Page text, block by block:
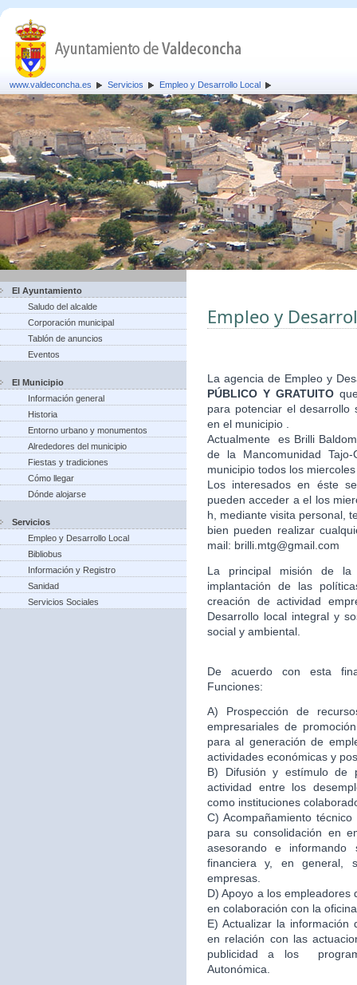
www.valdeconcha.es Servicios Empleo y Desarrollo Local
El Ayuntamiento
Saludo del alcalde
Corporación municipal
Tablón de anuncios
Eventos
El Municipio
Información general
Historia
Entorno urbano y monumentos
Alrededores del municipio
Fiestas y tradiciones
Cómo llegar
Dónde alojarse
Servicios
Empleo y Desarrollo Local
Bibliobus
Información y Registro
Sanidad
Servicios Sociales
Empleo y
La agencia de Empleo y
PÚBLICO Y GRATUITO
para potenciar el desarrollo
en el municipio .
Actualmente es Brilli
de la Mancomunidad
municipio todos los
Los interesados en éste
pueden acceder a el los
h, mediante visita personal,
bien pueden realizar
mail: brilli.mtg@gmail.com
La principal misión de
implantación de las
creación de actividad
Desarrollo local integral y
social y ambiental.
De acuerdo con esta
Funciones:
A) Prospección de
empresariales de
para al generación de
actividades económicas y
B) Difusión y estímulo de
actividad entre los
como instituciones
C) Acompañamiento
para su consolidación en
asesorando e
financiera y, en general,
empresas.
D) Apoyo a los
en colaboración con la
E) Actualizar la
en relación con las
publicidad a los
Autonómica.